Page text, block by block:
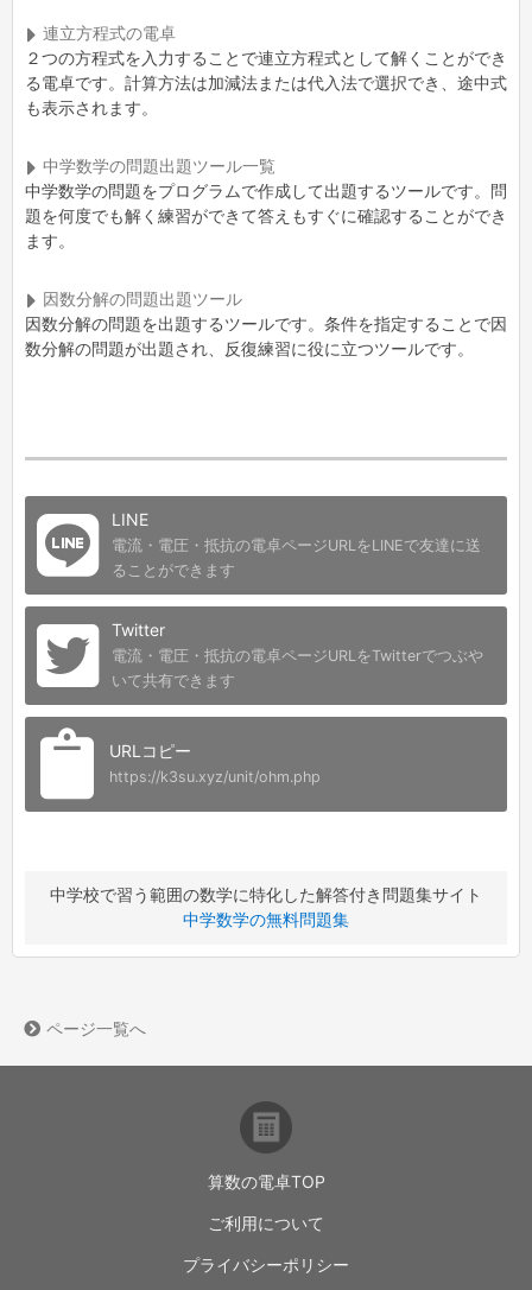
連立方程式の電卓
２つの方程式を入力することで連立方程式として解くことができ
る電卓です。計算方法は加減法または代入法で選択でき、途中式
も表示されます。
中学数学の問題出題ツール一覧
中学数学の問題をプログラムで作成して出題するツールです。問
題を何度でも解く練習ができて答えもすぐに確認することができ
ます。
因数分解の問題出題ツール
因数分解の問題を出題するツールです。条件を指定することで因
数分解の問題が出題され、反復練習に役に立つツールです。
LINE
電流・電圧・抵抗の電卓ページURLをLINEで友達に送
ることができます
Twitter
電流・電圧・抵抗の電卓ページURLをTwitterでつぶや
いて共有できます
URLコピー
https://k3su.xyz/unit/ohm.php
中学校で習う範囲の数学に特化した解答付き問題集サイト
中学数学の無料問題集
ページ一覧へ
算数の電卓TOP
ご利用について
プライバシーポリシー